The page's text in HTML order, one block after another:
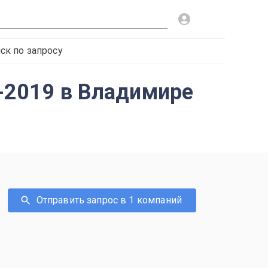
по запросу
2019 в Владимире
Отправить запрос в 1 компаний